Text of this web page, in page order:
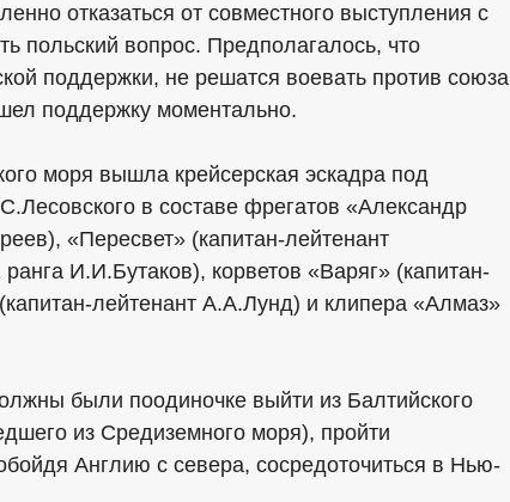
отказаться от совместного выступления с
польский вопрос. Предполагалось, что
поддержки, не решатся воевать против союза
поддержку моментально.
моря вышла крейсерская эскадра под
в составе фрегатов «Александр
«Пересвет» (капитан-лейтенант
И.И.Бутаков), корветов «Варяг» (капитан-
лейтенант А.А.Лунд) и клипера «Алмаз»
были поодиночке выйти из Балтийского
из Средиземного моря), пройти
Англию с севера, сосредоточиться в Нью-